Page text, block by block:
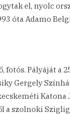
el, nyolc
óta Adamo
fotós. Pályáját a
Gergely
Katona
a szolnoki